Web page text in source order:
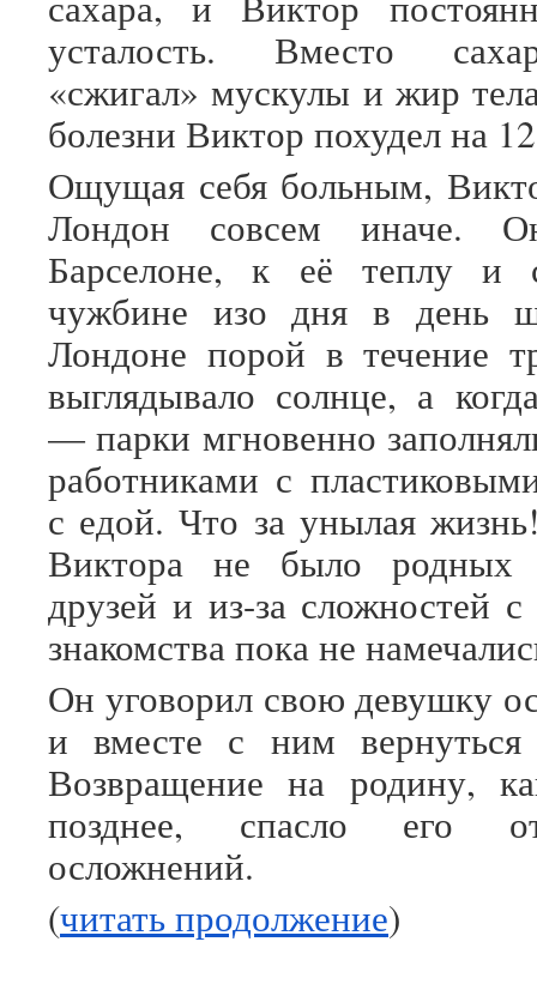
усталость. Вместо
«сжигал» мускулы и жир
болезни Виктор похудел на
Ощущая себя больным,
Лондон совсем иначе.
Барселоне, к её теплу и
чужбине изо дня в день
Лондоне порой в течение
выглядывало солнце, а
— парки мгновенно
работниками с
с едой. Что за унылая
Виктора не было родных
друзей и из-за сложностей
знакомства пока не
Он уговорил свою девушку
и вместе с ним вернуться
Возвращение на родину,
позднее, спасло его
осложнений.
(читать продолжение)